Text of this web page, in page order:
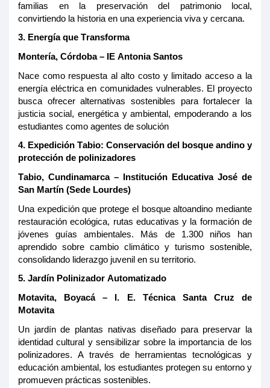
familias en la preservación del patrimonio local,
convirtiendo la historia en una experiencia viva y cercana.
3. Energía que Transforma
Montería, Córdoba – IE Antonia Santos
Nace como respuesta al alto costo y limitado acceso a la
energía eléctrica en comunidades vulnerables. El proyecto
busca ofrecer alternativas sostenibles para fortalecer la
justicia social, energética y ambiental, empoderando a los
estudiantes como agentes de solución
4. Expedición Tabio: Conservación del bosque andino y
protección de polinizadores
Tabio, Cundinamarca – Institución Educativa José de
San Martín (Sede Lourdes)
Una expedición que protege el bosque altoandino mediante
restauración ecológica, rutas educativas y la formación de
jóvenes guías ambientales. Más de 1.300 niños han
aprendido sobre cambio climático y turismo sostenible,
consolidando liderazgo juvenil en su territorio.
5. Jardín Polinizador Automatizado
Motavita, Boyacá – I. E. Técnica Santa Cruz de
Motavita
Un jardín de plantas nativas diseñado para preservar la
identidad cultural y sensibilizar sobre la importancia de los
polinizadores. A través de herramientas tecnológicas y
educación ambiental, los estudiantes protegen su entorno y
promueven prácticas sostenibles.